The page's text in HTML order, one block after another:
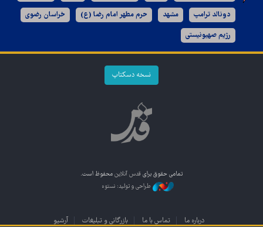
دونالد ترامپ مشهد حرم مطهر امام رضا (ع) خراسان رضوی
رژیم صهیونیستی
نسخه دسکتاپ
تمامی حقوق برای قدس آنلاین محفوظ است.
طراحی و تولید: نستوه
درباره ما تماس با ما بازرگانی و تبلیغات آرشیو